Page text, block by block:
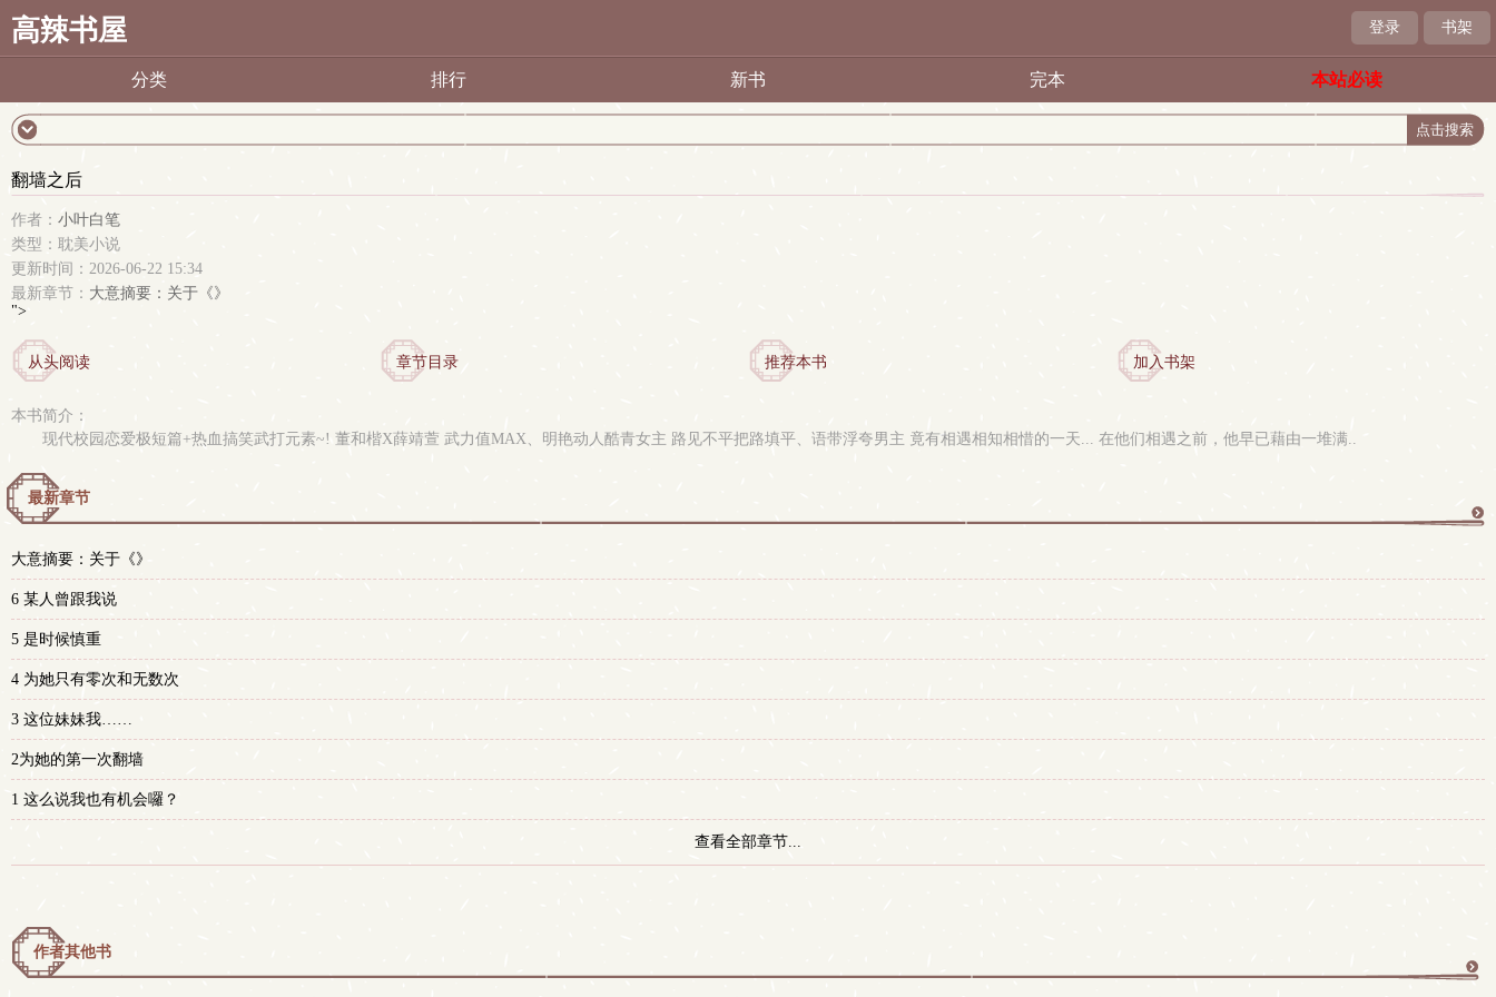
高辣书屋 登录 书架
分类 排行 新书 完本 本站必读
翻墙之后
作者： 小叶白笔
类型：耽美小说
更新时间：2026-06-22 15:34
最新章节： 大意摘要：关于《》
">
从头阅读 章节目录 推荐本书 加入书架
本书简介：
现代校园恋爱极短篇+热血搞笑武打元素~! 董和楷X薛靖萱 武力值MAX、明艳动人酷青女主 路见不平把路填平、语带浮夸男主 竟有相遇相知相惜的一天... 在他们相遇之前，他早已藉由一堆满..
最新章节
大意摘要：关于《》
6 某人曾跟我说
5 是时候慎重
4 为她只有零次和无数次
3 这位妹妹我……
2为她的第一次翻墙
1 这么说我也有机会囉？
查看全部章节...
作者其他书